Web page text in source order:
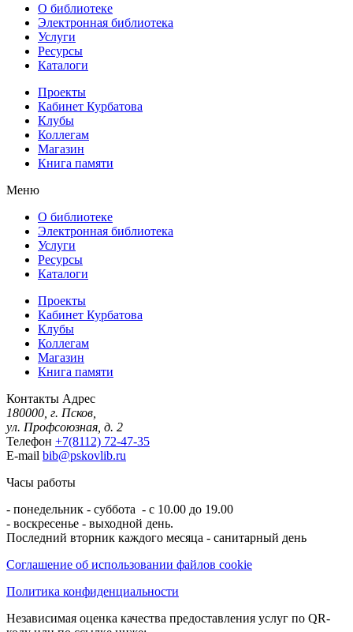
О библиотеке
Электронная библиотека
Услуги
Ресурсы
Каталоги
Проекты
Кабинет Курбатова
Клубы
Коллегам
Магазин
Книга памяти
Меню
О библиотеке
Электронная библиотека
Услуги
Ресурсы
Каталоги
Проекты
Кабинет Курбатова
Клубы
Коллегам
Магазин
Книга памяти
Контакты Адрес
180000, г. Псков,
ул. Профсоюзная, д. 2
Телефон +7(8112) 72-47-35
E-mail bib@pskovlib.ru
Часы работы
- понедельник - суббота - с 10.00 до 19.00
- воскресенье - выходной день.
Последний вторник каждого месяца - санитарный день
Соглашение об использовании файлов cookie
Политика конфиденциальности
Независимая оценка качества предоставления услуг по QR-